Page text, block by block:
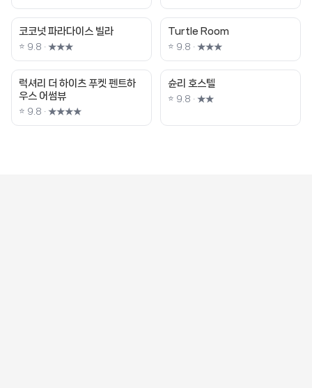
코코넛 파라다이스 빌라
⭐ 9.8 · ★★★
Turtle Room
⭐ 9.8 · ★★★
럭셔리 더 하이츠 푸켓 펜트하
우스 어썸뷰
⭐ 9.8 · ★★★★
슌리 호스텔
⭐ 9.8 · ★★